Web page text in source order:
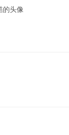
的头像